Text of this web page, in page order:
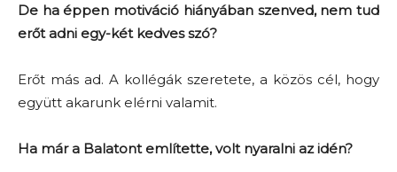
De ha éppen motiváció hiányában szenved, nem tud
erőt adni egy-két kedves szó?
Erőt más ad. A kollégák szeretete, a közös cél, hogy
együtt akarunk elérni valamit.
Ha már a Balatont említette, volt nyaralni az idén?